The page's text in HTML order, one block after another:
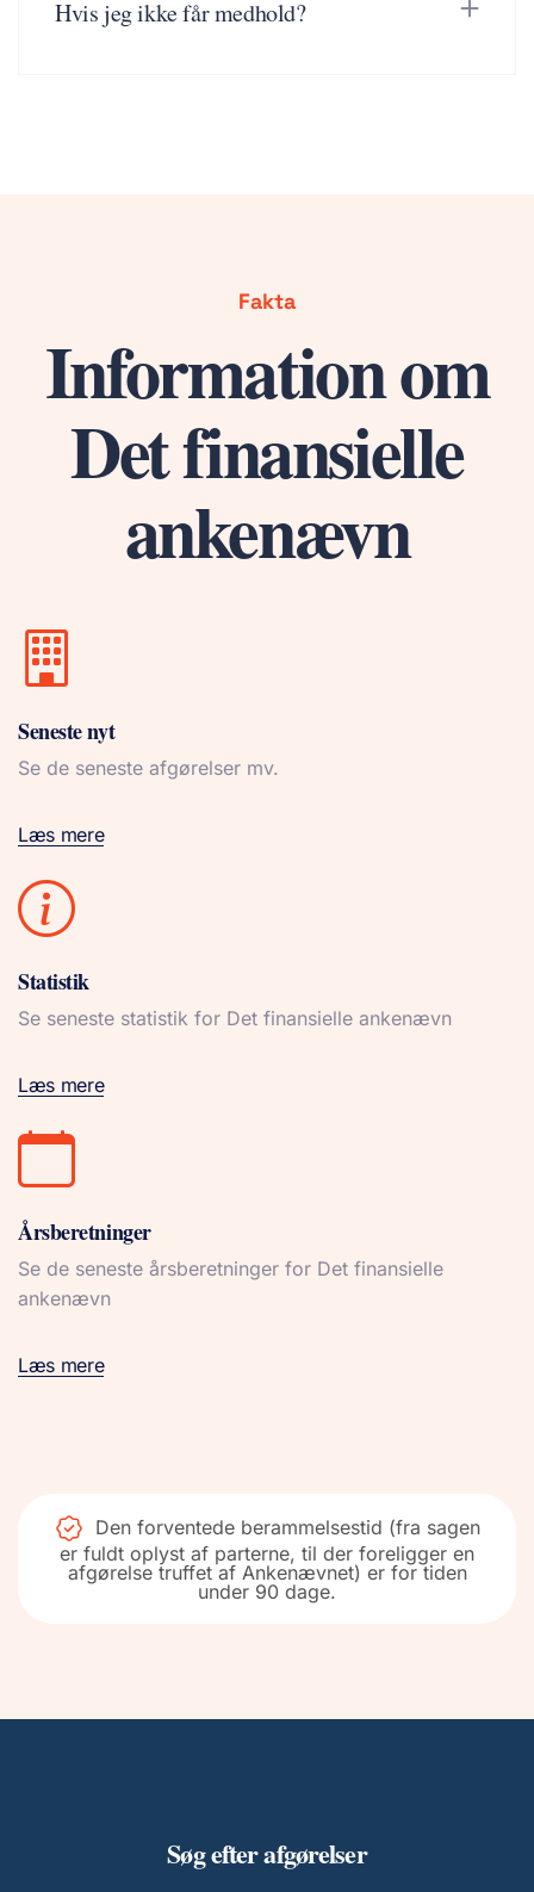
Hvis jeg ikke får medhold?
Fakta
Information om
Det finansielle
ankenævn
Seneste nyt
Se de seneste afgørelser mv.
Læs mere
Statistik
Se seneste statistik for Det finansielle ankenævn
Læs mere
Årsberetninger
Se de seneste årsberetninger for Det finansielle
ankenævn
Læs mere
Den forventede berammelsestid (fra sagen
er fuldt oplyst af parterne, til der foreligger en
afgørelse truffet af Ankenævnet) er for tiden
under 90 dage.
Søg efter afgørelser